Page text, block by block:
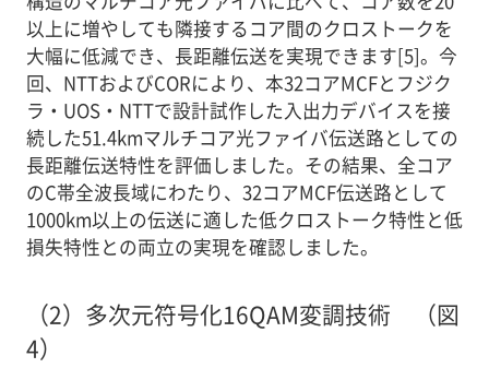
以上に増やしても隣接するコア間のクロストークを
大幅に低減でき、長距離伝送を実現できます[5]。今
回、NTTおよびCORにより、本32コアMCFとフジク
ラ・UOS・NTTで設計試作した入出力デバイスを接
続した51.4kmマルチコア光ファイバ伝送路としての
長距離伝送特性を評価しました。その結果、全コア
のC帯全波長域にわたり、32コアMCF伝送路として
1000km以上の伝送に適した低クロストーク特性と低
損失特性との両立の実現を確認しました。
（2） 多次元符号化16QAM変調技術 （図
4）